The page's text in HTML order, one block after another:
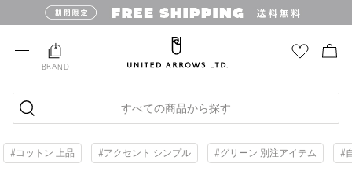
BRAND
すべての商品から探す
#コットン 上品 #アクセント シンプル #グリーン 別注アイテム #